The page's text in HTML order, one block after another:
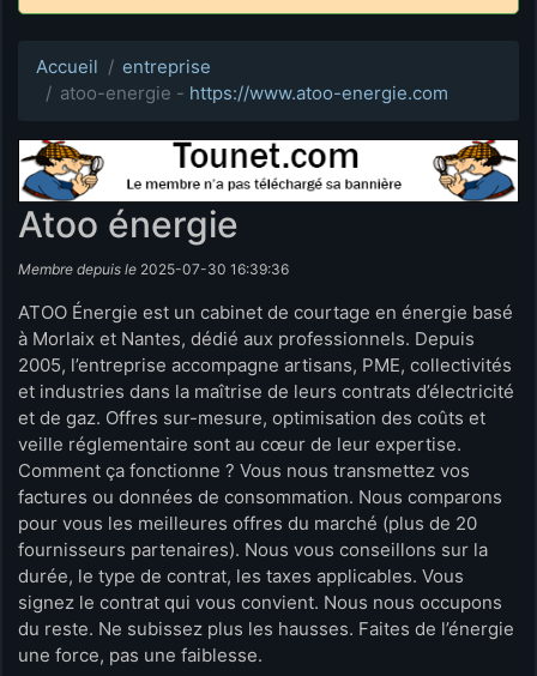
Accueil
entreprise
atoo-energie - https://www.atoo-energie.com
Atoo énergie
Membre depuis le 2025-07-30 16:39:36
ATOO Énergie est un cabinet de courtage en énergie basé
à Morlaix et Nantes, dédié aux professionnels. Depuis
2005, l’entreprise accompagne artisans, PME, collectivités
et industries dans la maîtrise de leurs contrats d’électricité
et de gaz. Offres sur-mesure, optimisation des coûts et
veille réglementaire sont au cœur de leur expertise.
Comment ça fonctionne ? Vous nous transmettez vos
factures ou données de consommation. Nous comparons
pour vous les meilleures offres du marché (plus de 20
fournisseurs partenaires). Nous vous conseillons sur la
durée, le type de contrat, les taxes applicables. Vous
signez le contrat qui vous convient. Nous nous occupons
du reste. Ne subissez plus les hausses. Faites de l’énergie
une force, pas une faiblesse.